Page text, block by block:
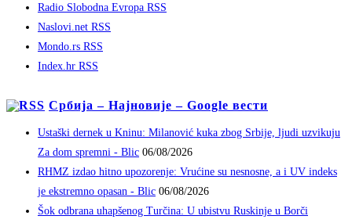
Radio Slobodna Evropa RSS
Naslovi.net RSS
Mondo.rs RSS
Index.hr RSS
Србија – Најновије – Google вести
Ustaški dernek u Kninu: Milanović kuka zbog Srbije, ljudi uzvikuju
Za dom spremni - Blic 06/08/2026
RHMZ izdao hitno upozorenje: Vrućine su nesnosne, a i UV indeks
je ekstremno opasan - Blic 06/08/2026
Šok odbrana uhapšenog Turčina: U ubistvu Ruskinje u Borči